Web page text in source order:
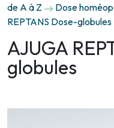
de A à Z
Dose
REPTANS Dose-globules
AJUGA
globules